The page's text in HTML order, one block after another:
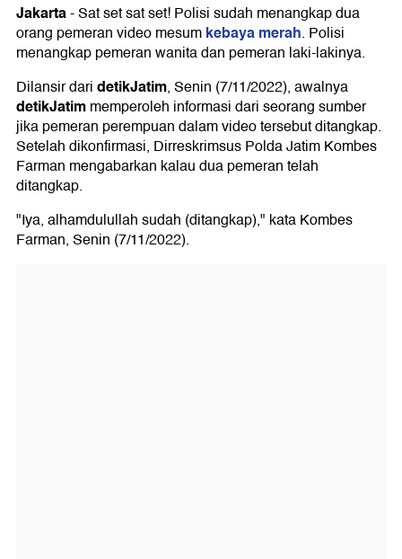
Jakarta-Sat set sat set! Polisi sudah menangkap dua
orang pemeran video mesumkebaya merah. Polisi
menangkap pemeran wanita dan pemeran laki-lakinya.
Dilansir daridetikJatim, Senin (7/11/2022), awalnya
detikJatimmemperoleh informasi dari seorang sumber
jika pemeran perempuan dalam video tersebut ditangkap.
Setelah dikonfirmasi, Dirreskrimsus Polda Jatim Kombes
Farman mengabarkan kalau dua pemeran telah
ditangkap.
"Iya, alhamdulullah sudah (ditangkap)," kata Kombes
Farman, Senin (7/11/2022).